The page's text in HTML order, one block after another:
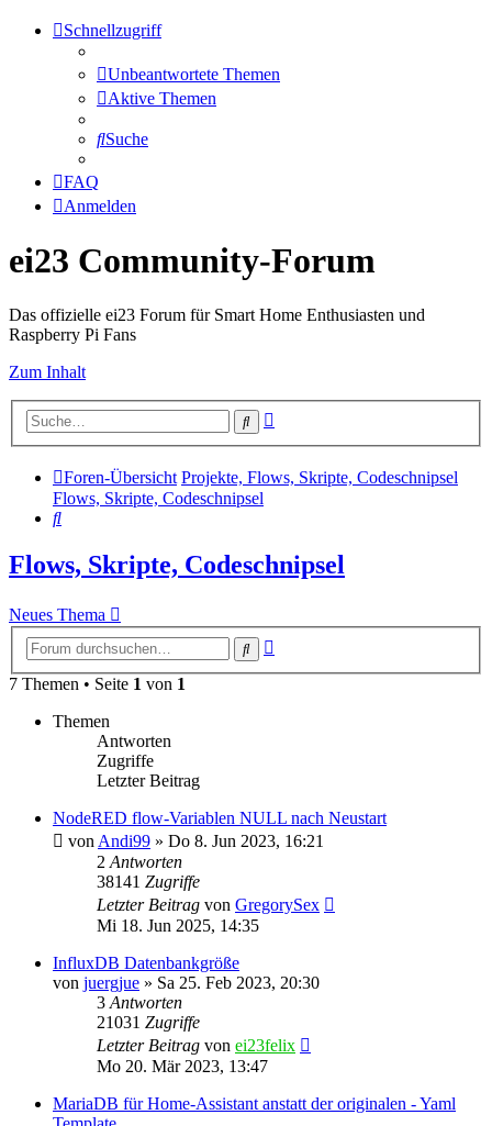
Schnellzugriff
Unbeantwortete Themen
Aktive Themen
Suche
FAQ
Anmelden
ei23 Community-Forum
Das offizielle ei23 Forum für Smart Home Enthusiasten und
Raspberry Pi Fans
Zum Inhalt
Suche
Foren-Übersicht Projekte, Flows, Skripte, Codeschnipsel
Flows, Skripte, Codeschnipsel
Suche
Flows, Skripte, Codeschnipsel
Neues Thema
Suche
7 Themen • Seite 1 von 1
Themen
Antworten
Zugriffe
Letzter Beitrag
NodeRED flow-Variablen NULL nach Neustart
von Andi99 » Do 8. Jun 2023, 16:21
2 Antworten
38141 Zugriffe
Letzter Beitrag von GregorySex
Mi 18. Jun 2025, 14:35
InfluxDB Datenbankgröße
von juergjue » Sa 25. Feb 2023, 20:30
3 Antworten
21031 Zugriffe
Letzter Beitrag von ei23felix
Mo 20. Mär 2023, 13:47
MariaDB für Home-Assistant anstatt der originalen - Yaml